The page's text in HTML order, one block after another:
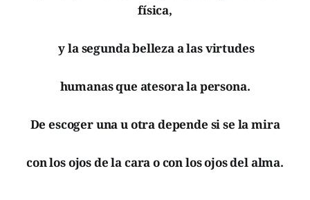
física,
y la segunda belleza a las virtudes
humanas que atesora la persona.
De escoger una u otra depende si se la mira
con los ojos de la cara o con los ojos del alma.